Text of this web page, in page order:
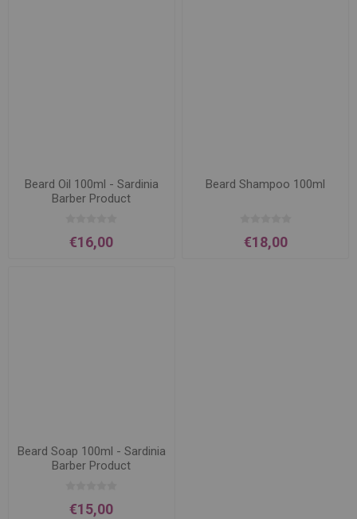
Beard Oil 100ml - Sardinia
Barber Product
€16,00
Beard Shampoo 100ml
€18,00
Beard Soap 100ml - Sardinia
Barber Product
€15,00